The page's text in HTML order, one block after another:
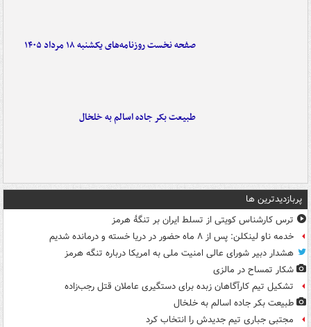
صفحه نخست روزنامه‌های یکشنبه ۱۸ مرداد ۱۴۰۵
طبیعت بکر جاده اسالم به خلخال
پربازدیدترین ها
ترس کارشناس کویتی از تسلط ایران بر تنگۀ هرمز
خدمه ناو لینکلن: پس از ۸ ماه حضور در دریا خسته و درمانده‌ شدیم
هشدار دبیر شورای عالی امنیت ملی به امریکا درباره تنگه هرمز
شکار تمساح در مالزی
تشکیل تیم کارآگاهان زبده برای دستگیری عاملان قتل رجب‌زاده
طبیعت بکر جاده اسالم به خلخال
مجتبی جباری تیم جدیدش را انتخاب کرد